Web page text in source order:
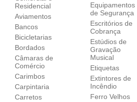
Residencial
Aviamentos
Bancos
Bicicletarias
Bordados
Câmaras de
Comércio
Carimbos
Carpintaria
Carretos
Equipamentos
de Segurança
Escritórios de
Cobrança
Estúdios de
Gravação
Musical
Etiquetas
Extintores de
Incêndio
Ferro Velhos